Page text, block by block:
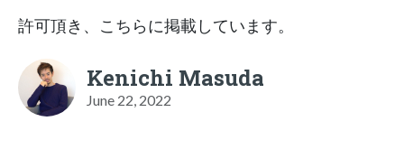
許可頂き、こちらに掲載しています。
Kenichi Masuda
June 22, 2022